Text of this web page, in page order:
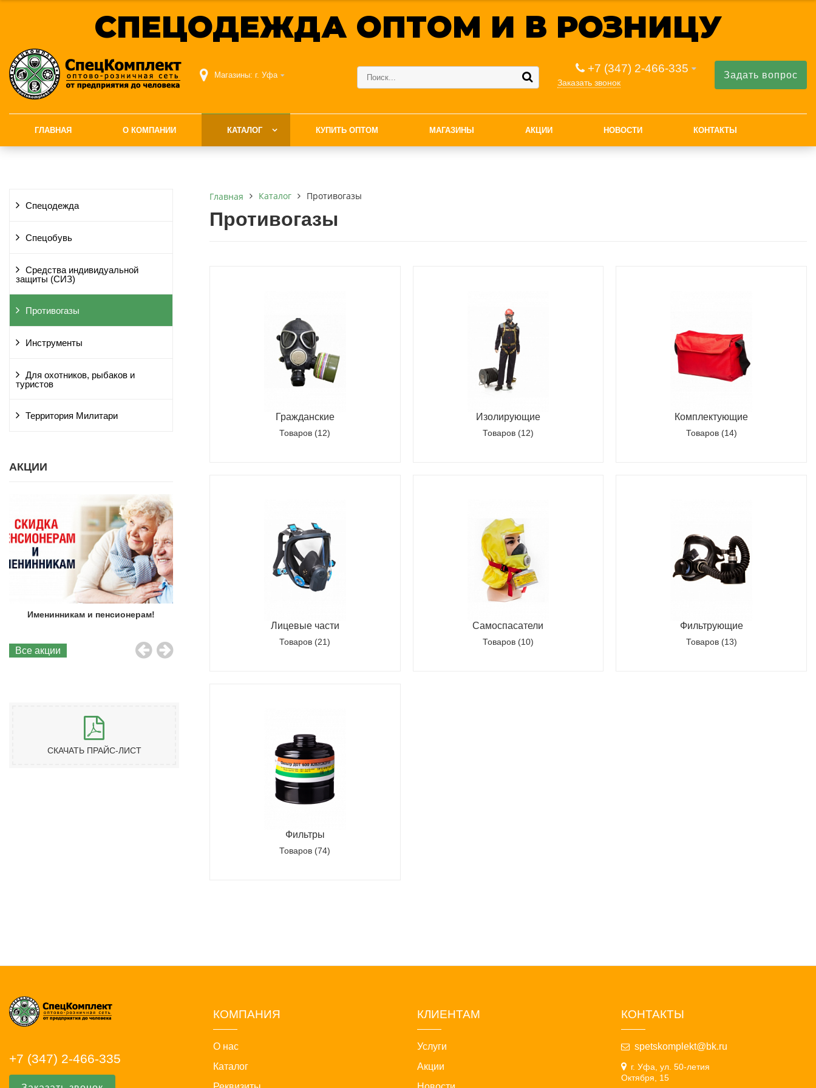
СПЕЦОДЕЖДА ОПТОМ И В РОЗНИЦУ
Магазины: г. Уфа +7 (347) 2-466-335
Заказать звонок
Задать вопрос
ГЛАВНАЯ О КОМПАНИИ КАТАЛОГ КУПИТЬ ОПТОМ МАГАЗИНЫ АКЦИИ НОВОСТИ КОНТАКТЫ
Спецодежда
Спецобувь
Средства индивидуальной
защиты (СИЗ)
Противогазы
Инструменты
Для охотников, рыбаков и
туристов
Территория Милитари
АКЦИИ
Именинникам и пенсионерам!
по специальной цене!
Все акции
СКАЧАТЬ ПРАЙС-ЛИСТ
Главная Каталог Противогазы
Противогазы
Гражданские
Товаров (12)
Изолирующие
Товаров (12)
Комплектующие
Товаров (14)
Лицевые части
Товаров (21)
Самоспасатели
Товаров (10)
Фильтрующие
Товаров (13)
Фильтры
Товаров (74)
+7 (347) 2-466-335
КОМПАНИЯ
О нас
Каталог
КЛИЕНТАМ
Услуги
Акции
КОНТАКТЫ
spetskomplekt@bk.ru
г. Уфа, ул. 50-летия
Октября, 15